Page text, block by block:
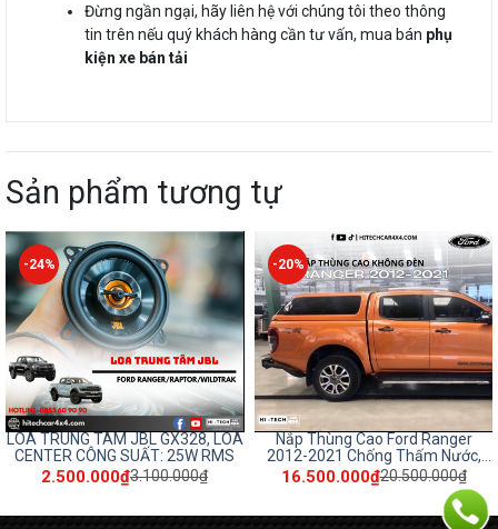
Đừng ngần ngại, hãy liên hệ với chúng tôi theo thông
tin trên nếu quý khách hàng cần tư vấn, mua bán phụ
kiện xe bán tải
Sản phẩm tương tự
-20%
Nắp Thùng Cao Ford Ranger
2012-2021 Chống Thấm Nước,
Giữ An Toàn Cho Hàng Hóa
16.500.000₫20.500.000₫
-11%
VÈ CUA LỐP Ô TÔ FORD
2.800.000₫3.100.000₫